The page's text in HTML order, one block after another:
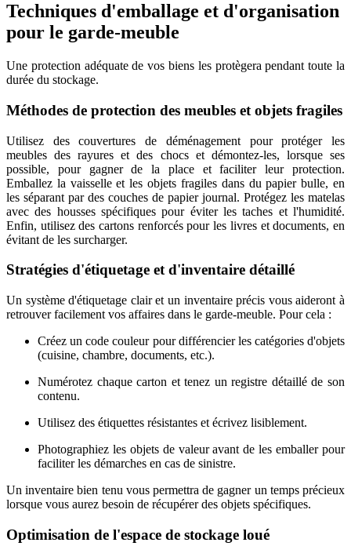
Techniques d'emballage et d'organisation
pour le garde-meuble
Une protection adéquate de vos biens les protègera pendant toute la
durée du stockage.
Méthodes de protection des meubles et objets fragiles
Utilisez des couvertures de déménagement pour protéger les
meubles des rayures et des chocs et démontez-les, lorsque ses
possible, pour gagner de la place et faciliter leur protection.
Emballez la vaisselle et les objets fragiles dans du papier bulle, en
les séparant par des couches de papier journal. Protégez les matelas
avec des housses spécifiques pour éviter les taches et l'humidité.
Enfin, utilisez des cartons renforcés pour les livres et documents, en
évitant de les surcharger.
Stratégies d'étiquetage et d'inventaire détaillé
Un système d'étiquetage clair et un inventaire précis vous aideront à
retrouver facilement vos affaires dans le garde-meuble. Pour cela :
Créez un code couleur pour différencier les catégories d'objets
(cuisine, chambre, documents, etc.).
Numérotez chaque carton et tenez un registre détaillé de son
contenu.
Utilisez des étiquettes résistantes et écrivez lisiblement.
Photographiez les objets de valeur avant de les emballer pour
faciliter les démarches en cas de sinistre.
Un inventaire bien tenu vous permettra de gagner un temps précieux
lorsque vous aurez besoin de récupérer des objets spécifiques.
Optimisation de l'espace de stockage loué